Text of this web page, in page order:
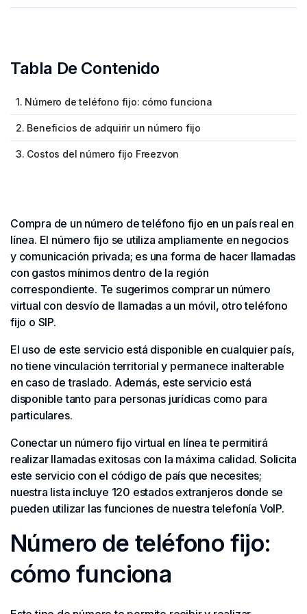
Tabla De Contenido
1. Número de teléfono fijo: cómo funciona
2. Beneficios de adquirir un número fijo
3. Costos del número fijo Freezvon
Compra de un número de teléfono fijo en un país real en
línea. El número fijo se utiliza ampliamente en negocios
y comunicación privada; es una forma de hacer llamadas
con gastos mínimos dentro de la región
correspondiente. Te sugerimos comprar un número
virtual con desvío de llamadas a un móvil, otro teléfono
fijo o SIP.
El uso de este servicio está disponible en cualquier país,
no tiene vinculación territorial y permanece inalterable
en caso de traslado. Además, este servicio está
disponible tanto para personas jurídicas como para
particulares.
Conectar un número fijo virtual en línea te permitirá
realizar llamadas exitosas con la máxima calidad. Solicita
este servicio con el código de país que necesites;
nuestra lista incluye 120 estados extranjeros donde se
pueden utilizar las funciones de nuestra telefonía VoIP.
Número de teléfono fijo:
cómo funciona